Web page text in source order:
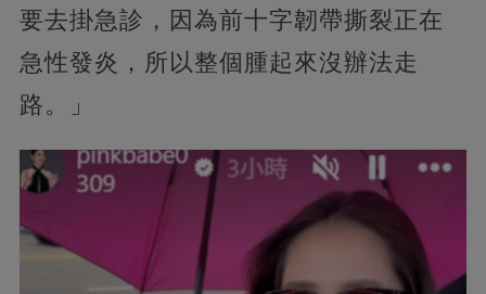
要去掛急診，因為前十字韌帶撕裂正在
急性發炎，所以整個腫起來沒辦法走
路。」